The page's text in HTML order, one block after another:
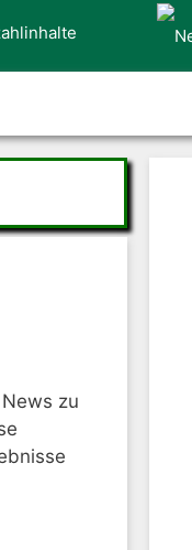
zu